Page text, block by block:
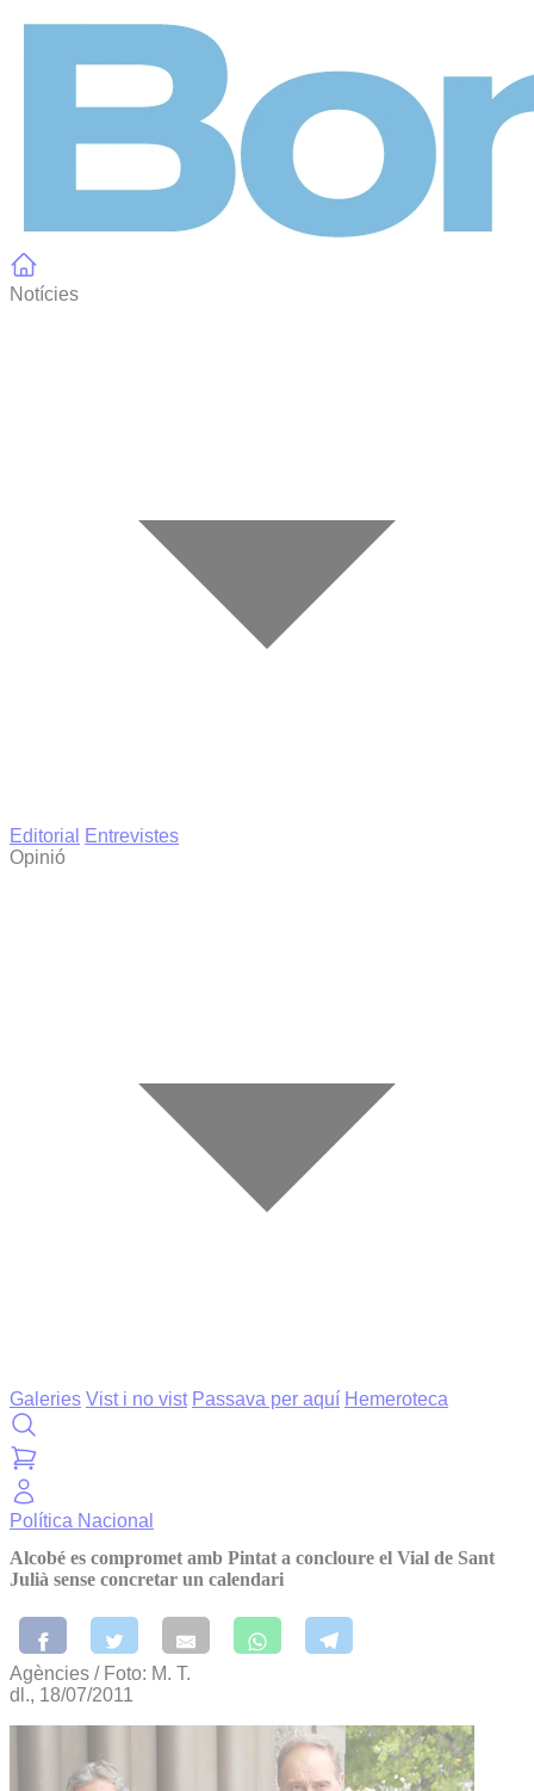
Notícies
Editorial
Entrevistes
Opinió
Galeries Vist i no vist Passava per aquí Hemeroteca
Política Nacional
Alcobé es compromet amb Pintat a concloure el Vial de Sant
Julià sense concretar un calendari
Agències / Foto: M. T.
dl., 18/07/2011